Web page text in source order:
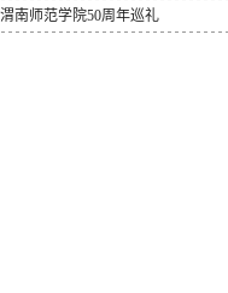
渭南师范学院50周年巡礼